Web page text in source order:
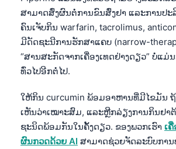
ສາມາດສົ່ງຜົນຕໍ່ການຂົນສົ່ງຢາ ແລະການປະ
ຄົນເຈັບກິນ warfarin, tacrolimus,
ມີດັດຊະນີການຮັກສາແຄບ (narrow-
“ສານສະກັດຈາກເຄື່ອງເທດຢ່າງດຽວ” ບໍ່ແ
ທົ່ວໄປອີກຕໍ່ໄປ.
ໃຫ້ກິນ curcumin ພ້ອມອາຫານທີ່ມີໄຂມັນ
ເຫັນວ່າເໝາະສົມ, ແລະຫຼີກລ່ຽງການກິນຢາ
ຊະນິດພ້ອມກັນໃນຄັ້ງດຽວ. ຂອງພວກເຮົາ ເ
ຜົນກວດດ້ວຍ AI ສາມາດຊ່ວຍຈັດລະບົບກາ
Norsk bokmål